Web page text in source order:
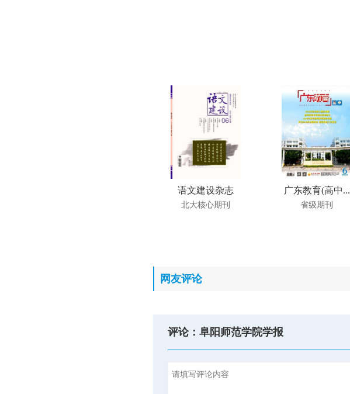
语文建设杂志
北大核心期刊
广东教育(高中...
省级期刊
网友评论
评论：阜阳师范学院学报